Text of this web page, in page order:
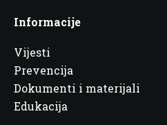
Informacije
Vijesti
Prevencija
Dokumenti i materijali
Edukacija